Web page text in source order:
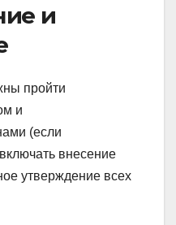
и
пройти
и
(если
внесение
утверждение всех